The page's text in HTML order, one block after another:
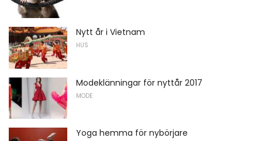
Nytt år i Vietnam
HUS
Modeklänningar för nyttår 2017
MODE
Yoga hemma för nybörjare